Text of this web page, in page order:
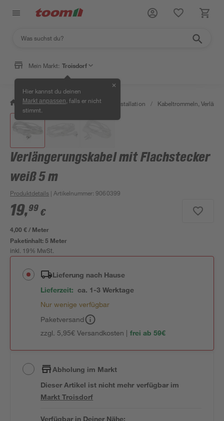
Mein Markt: Troisdorf
Hier kannst du deinen
Markt anpassen , falls er nicht
stimmt.
✕
/ Bauen & Renovieren / Elektroinstallation / Kabeltrommeln,
Verlängerungskabel mit Flachstecker
weiß 5 m
Produktdetails | Artikelnummer:9060399
19,99 €
4,00 € / Meter
Paketinhalt:5 Meter
inkl. 19% MwSt.
Lieferung nach Hause
Lieferzeit: ca. 1-3 Werktage
Nur wenige verfügbar
Paketversand
zzgl. 5,95€ Versandkosten | frei ab 59€
Abholung im Markt
Dieser Artikel ist nicht mehr verfügbar im
MarktTroisdorf
Verfügbar in Deiner Nähe: